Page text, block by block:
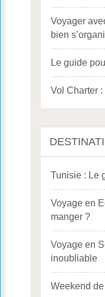
Voyager
bien
Le guide
Vol Charter
Tunisie : Le
Voyage en
manger ?
Voyage en
inoubliable
Weekend